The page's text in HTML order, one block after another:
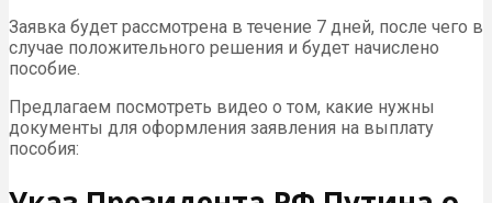
Заявка будет рассмотрена в течение 7 дней, после чего в
случае положительного решения и будет начислено
пособие.
Предлагаем посмотреть видео о том, какие нужны
документы для оформления заявления на выплату
пособия: